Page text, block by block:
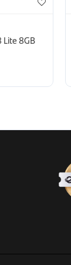
Lite 8GB